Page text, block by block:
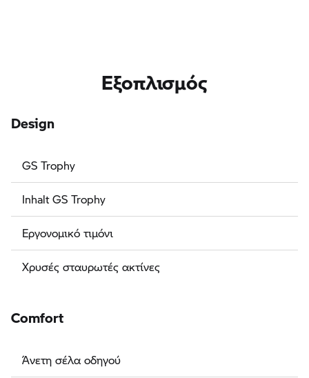
Εξοπλισμός
Design
GS Trophy
Inhalt GS Trophy
Εργονομικό τιμόνι
Χρυσές σταυρωτές ακτίνες
Comfort
Άνετη σέλα οδηγού